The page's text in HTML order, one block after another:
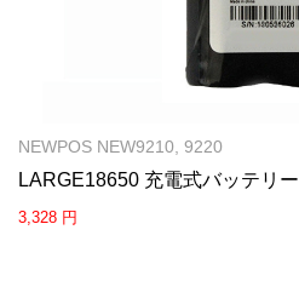
NEWPOS NEW9210, 9220
LARGE18650 充電式バッテリー
3,328 円